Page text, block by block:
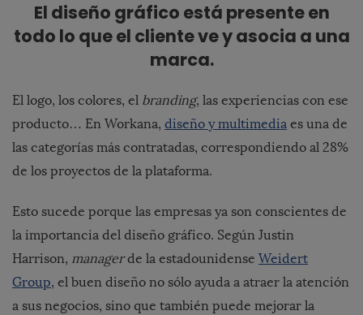
El diseño gráfico está presente en
todo lo que el cliente ve y asocia a una
marca.
El logo, los colores, el branding, las experiencias con ese
producto… En Workana, diseño y multimedia es una de
las categorías más contratadas, correspondiendo al 28%
de los proyectos de la plataforma.
Esto sucede porque las empresas ya son conscientes de
la importancia del diseño gráfico. Según Justin
Harrison, managerde la estadounidense Weidert
Group, el buen diseño no sólo ayuda a atraer la atención
a sus negocios, sino que también puede mejorar la